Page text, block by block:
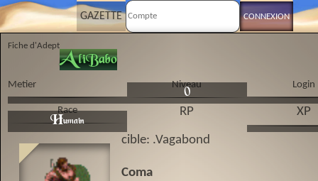
GAZETTE
Fiche d'Adept
AliBabo
Metier Niveau
0
Login
Race
Humain
RP XP
cible: .Vagabond
Coma